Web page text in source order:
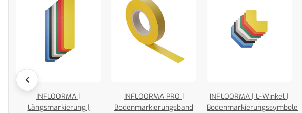
INFLOORMA |
Längsmarkierung |
INFLOORMA PRO |
Bodenmarkierungsband
INFLOORMA | L-Winkel |
Bodenmarkierungssymbole